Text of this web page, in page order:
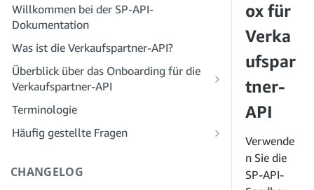
Willkommen bei der SP-API-
Dokumentation
Was ist die Verkaufspartner-API?
Überblick über das Onboarding für die
Verkaufspartner-API
Onboarding als Entwickler
Registrierung vor
Solution Provider Portal
Onboarding als Dienstleister
von Dienstanbietern kennen
Terminologie
Häufig gestellte Fragen
Allgemeines
CHANGELOG
ox für
Verka
ufspar
tner-
API
Verwende
n Sie die
SP-API-